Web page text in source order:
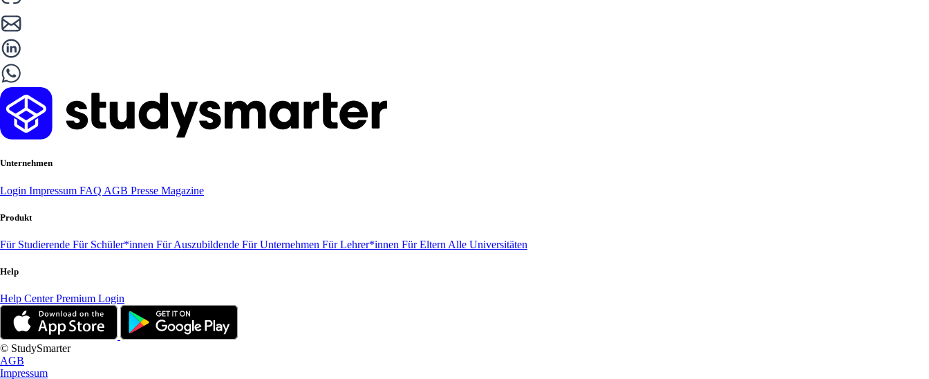
Unternehmen
Login Impressum FAQ AGB Presse Magazine
Produkt
Für Studierende Für Schüler*innen Für Auszubildende Für Unternehmen Für Lehrer*innen Für Eltern Alle Universitäten
Help
Help CenterPremium Login
© StudySmarter
AGB
Impressum